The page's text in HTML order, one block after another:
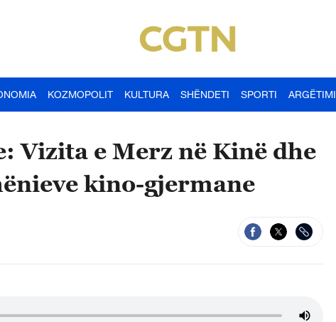
KOZMOPOLIT KULTURA SHËNDETI SPORTI ARGËTIMI
Vizita e Merz në Kinë dhe
kino-gjermane